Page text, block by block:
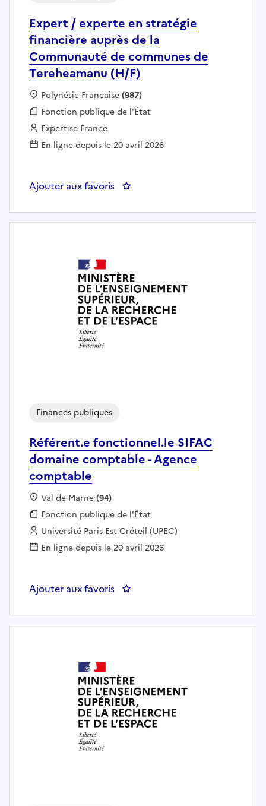
Expert / experte en stratégie
financière auprès de la
Communauté de communes de
Tereheamanu (H/F)
Localisation :
Polynésie Française(987)
Fonction publique :
Fonction publique de l'État
Employeur :
Expertise France
En ligne depuis le 20 avril 2026
Ajouter aux favoris : Expert / experte en stratégie
Référent.e fonctionnel.le SIFAC
domaine comptable - Agence
comptable
Finances publiques
Localisation :
Val de Marne(94)
Fonction publique :
Fonction publique de l'État
Employeur :
Université Paris Est Créteil (UPEC)
En ligne depuis le 20 avril 2026
Ajouter aux favoris : Référent.e fonctionnel.le